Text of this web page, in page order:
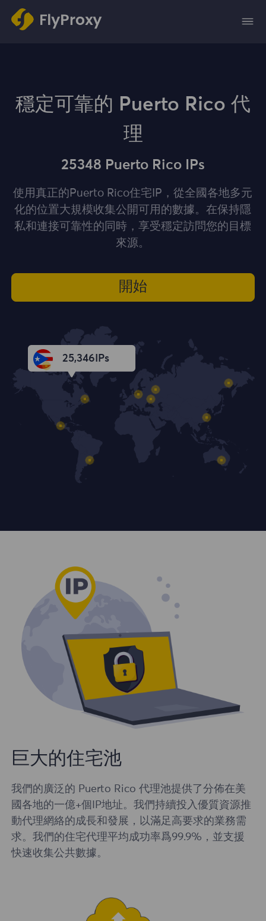
穩定可靠的 Puerto Rico 代
理
25348 Puerto Rico IPs
使用真正的Puerto Rico住宅IP，從全國各地多元
化的位置大規模收集公開可用的數據。在保持隱
私和連接可靠性的同時，享受穩定訪問您的目標
來源。
開始
25,348IPs
巨大的住宅池
我們的廣泛的 Puerto Rico 代理池提供了分佈在美
國各地的一億+個IP地址。我們持續投入優質資源推
動代理網絡的成長和發展，以滿足高要求的業務需
求。我們的住宅代理平均成功率爲99.9%，並支援
快速收集公共數據。